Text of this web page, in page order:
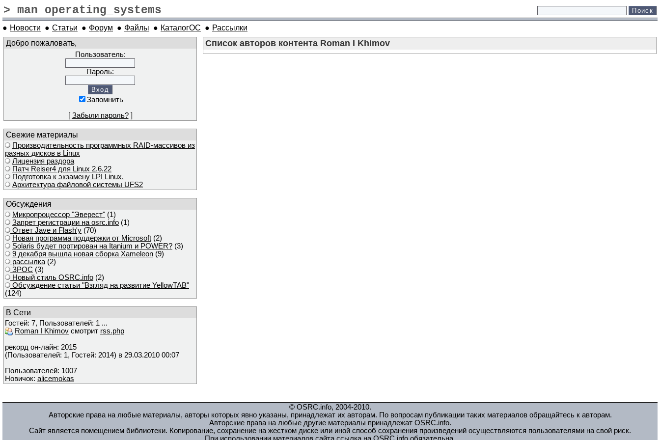
> man operating_systems
● Новости ● Статьи ● Форум ● Файлы ● КаталогОС ● Рассылки
Добро пожаловать,
Пользователь:
Пароль:
Запомнить
[ Забыли пароль?]
Свежие материалы
Производительность программных RAID-массивов из
разных дисков в Linux
Лицензия раздора
Патч Reiser4 для Linux 2.6.22
Подготовка к экзамену LPI Linux.
Архитектура файловой системы UFS2
Обсуждения
Микропроцессор "Эверест" (1)
Запрет регистрации на osrc.info (1)
Ответ Javе и Flash'у (70)
Новая программа поддержки от Microsoft (2)
Solaris будет портирован на Itanium и POWER? (3)
9 декабря вышла новая сборка Xameleon (9)
рассылка (2)
ЗРОС (3)
Новый стиль OSRC.info (2)
Обсуждение статьи "Взгляд на развитие YellowTAB"
(124)
В Сети
Гостей: 7, Пользователей: 1 ...
Roman I Khimov смотрит rss.php
рекорд он-лайн: 2015
(Пользователей: 1, Гостей: 2014) в 29.03.2010 00:07
Пользователей: 1007
Новичок: alicemokas
Список авторов контента Roman I Khimov
© OSRC.info, 2004-2010.
Авторские права на любые материалы, авторы которых явно указаны, принадлежат их авторам. По вопросам публикации таких материалов обращайтесь к авторам.
Авторские права на любые другие материалы принадлежат OSRC.info.
Сайт является помещением библиотеки. Копирование, сохранение на жестком диске или иной способ сохранения произведений осуществляются пользователями на свой риск.